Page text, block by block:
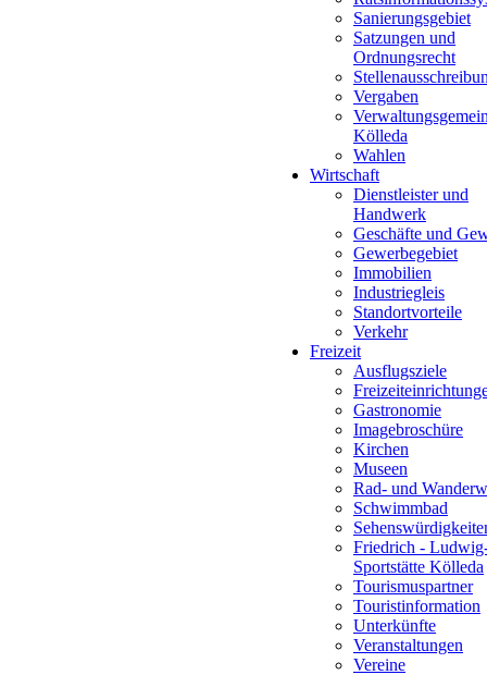
Sanierungsgebiet
Satzungen und
Ordnungsrecht
Vergaben
Kölleda
Wahlen
Wirtschaft
Dienstleister und
Handwerk
Geschäfte und
Gewerbegebiet
Immobilien
Industriegleis
Standortvorteile
Verkehr
Freizeit
Ausflugsziele
Gastronomie
Imagebroschüre
Kirchen
Museen
Rad- und
Schwimmbad
Friedrich -
Sportstätte Kölleda
Tourismuspartner
Touristinformation
Unterkünfte
Veranstaltungen
Vereine